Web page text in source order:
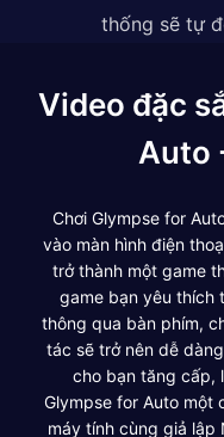
thống sẽ tự
Video đặc
Auto
Chơi Glympse for
vào màn hình điện
trở thành một game
game bạn yêu thích
thông qua bàn phím,
tác sẽ trở nên dễ
cho bạn tăng cấp,
Glympse for Auto một
máy tính cùng giả lập